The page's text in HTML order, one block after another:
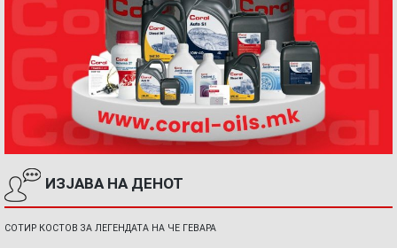
ИЗЈАВА НА ДЕНОТ
СОТИР КОСТОВ ЗА ЛЕГЕНДАТА НА ЧЕ ГЕВАРА